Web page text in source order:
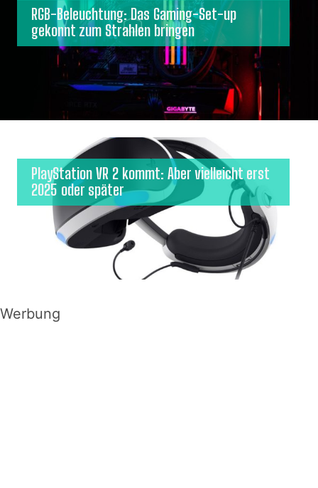
RGB-Beleuchtung: Das Gaming-Set-up
gekonnt zum Strahlen bringen
PlayStation VR 2 kommt: Aber vielleicht erst
2025 oder später
Werbung